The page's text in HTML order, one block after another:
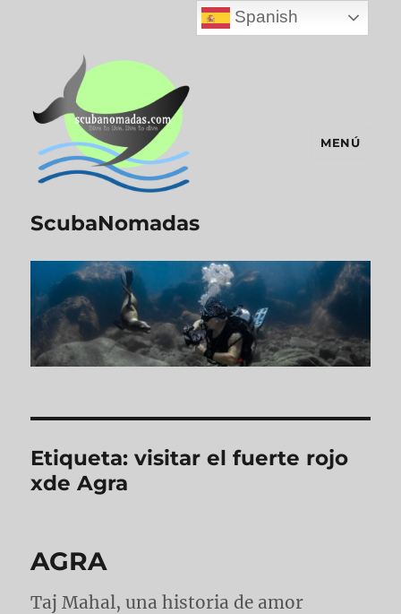
ScubaNomadas
MENÚ
Etiqueta:visitar el fuerte rojo
xde Agra
AGRA
Taj Mahal, una historia de amor
Spanish